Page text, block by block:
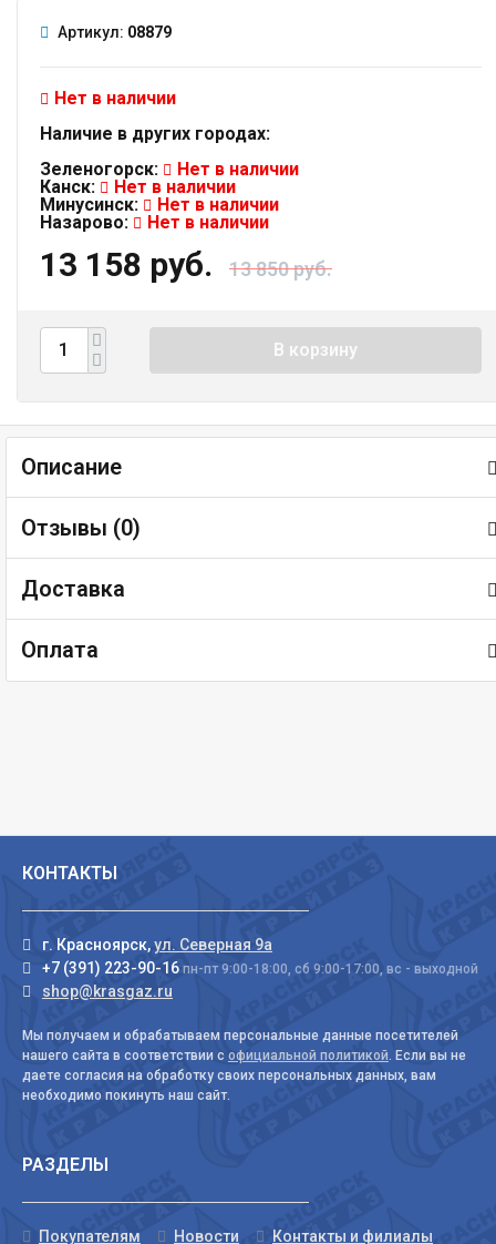
Артикул: 08879
Нет в наличии
Наличие в других городах:
Зеленогорск:
Нет в наличии
Канск:
Нет в наличии
Минусинск:
Нет в наличии
Назарово:
Нет в наличии
13 158 руб. 13 850 руб.
В корзину
Описание
Отзывы (0)
Доставка
Оплата
КОНТАКТЫ
г. Красноярск,ул. Северная 9а
+7 (391) 223-90-16 пн-пт 9:00-18:00, сб 9:00-17:00, вс - выходной
shop@krasgaz.ru
Мы получаем и обрабатываем персональные данные посетителей
нашего сайта в соответствии с официальной политикой. Если вы не
даете согласия на обработку своих персональных данных, вам
необходимо покинуть наш сайт.
РАЗДЕЛЫ
Покупателям Новости Контакты и филиалы